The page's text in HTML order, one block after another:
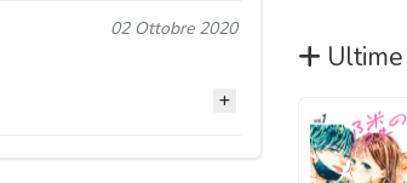
02 Ottobre 2020